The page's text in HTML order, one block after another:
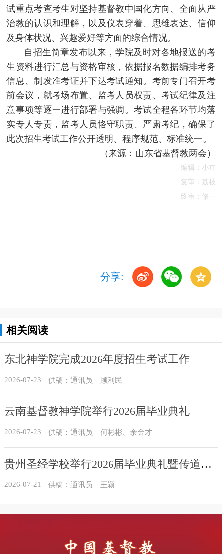
试重点考查考生对坚持基督教中国化方向、全面从严
治教的认识和理解，以及仪表穿着、思维表达、信仰
及身体状况、兴趣爱好等方面的综合情况。
自招生简章发布以来，学院及时对各地报送的考
生资料进行汇总与资格审核，依据报名数据编排考务
信息、制发准考证并下达考试通知。考前专门召开考
前会议，就考场布置、监考人员权责、考试纪律及注
意事项等逐一进行部署与强调。考试全程各环节均落
实专人专责，监考人员恪守职责、严肃考纪，确保了
此次招生考试工作公开透明、程序规范、标准统一。
（来源：山东省基督教两会）
编辑：小卋
复审：荔枝
终审：修一
分享:
相关阅读
东北神学院完成2026年度招生考试工作
2026-07-23 供稿：通讯员 顾利民
云南基督教神学院举行2026届毕业典礼
2026-07-23 供稿：通讯员 何彬彬、余金才
贵州圣经学校举行2026届毕业典礼暨传道员培训班结业典礼
2026-07-21 供稿：通讯员 王颖